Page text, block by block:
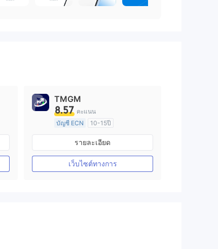
TMGM
8.57 คะแนน
บัญชี ECN
10-15ปี
การกำกับดูแล ออสเตรเลีย
ใบอนุญาต MT4 แบบเต็ม
รายละเอียด
เว็บไซต์ทางการ